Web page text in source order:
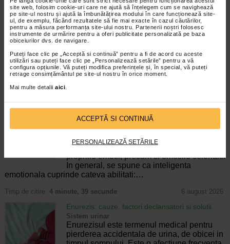
site web, folosim cookie-uri care ne ajută să înțelegem cum se navighează
pe site-ul nostru și ajută la îmbunătățirea modului în care funcționează site-
ul, de exemplu, făcând rezultatele să fie mai exacte în cazul căutărilor,
pentru a măsura performanța site-ului nostru. Partenerii noștri folosesc
instrumente de urmărire pentru a oferi publicitate personalizată pe baza
obiceiurilor dvs. de navigare.
Puteți face clic pe „Acceptă si continuă” pentru a fi de acord cu aceste
utilizări sau puteți face clic pe „Personalizează setările” pentru a vă
configura opțiunile. Vă puteți modifica preferințele și, în special, vă puteți
retrage consimțământul pe site-ul nostru în orice moment.
Mai multe detalii aici
ACCEPTĂ SI CONTINUĂ
PERSONALIZEAZĂ SETĂRILE
trebuie dezinfectat si geometria lui.
Prezentare: 50 comprimate.
Producator: SINTOFARM
*Pentru pret te asteptam in cea mai apropiata farmacie Catena
CELE MAI RECENTE ARTICOLE
Cum sa va dezvoltati inteligenta emotionala:
metode prin care va puteti imbunatati EQ-ul
Boli neurologice si psihice
Inteligenta emotionala (EQ) se refera la
capacitatea de a identifica si gestiona
propriile emotii, precum si emotiile celorlalti.
In general, se spune ca inteligenta
emotionala cuprinde cateva abilitati:…
Timp de citire: 4 minute, 39 secunde 6 august 2026
Enurezis: cauze, factori declansatori si solutii
Sistem urinar
Enurezisul este termenul medical pentru
pierderea accidentala de urina, de obicei in